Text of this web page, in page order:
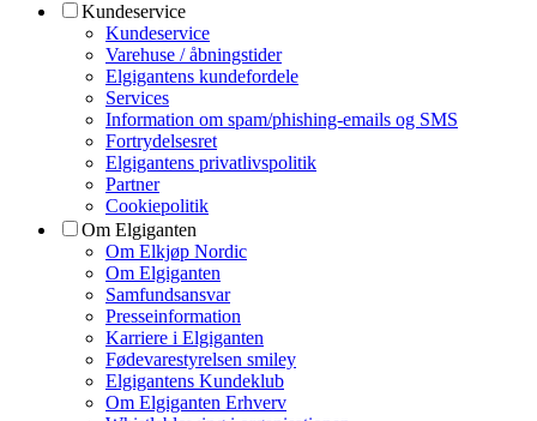
Kundeservice
Kundeservice
Varehuse / åbningstider
Elgigantens kundefordele
Services
Information om spam/phishing-emails og SMS
Fortrydelsesret
Elgigantens privatlivspolitik
Partner
Cookiepolitik
Om Elgiganten
Om Elkjøp Nordic
Om Elgiganten
Samfundsansvar
Presseinformation
Karriere i Elgiganten
Fødevarestyrelsen smiley
Elgigantens Kundeklub
Om Elgiganten Erhverv